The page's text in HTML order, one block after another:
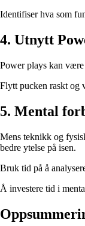
Identifiser hva som
4. Utnytt
Power plays kan være
Flytt pucken raskt og
5. Mental
Mens teknikk og
bedre ytelse på isen.
Bruk tid på å
Å investere tid i